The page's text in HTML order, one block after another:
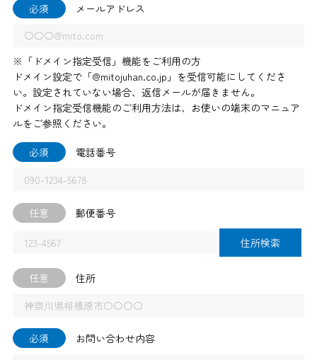
必須 メールアドレス
※「ドメイン指定受信」機能をご利用の方
ドメイン設定で「@mitojuhan.co.jp」を受信可能にしてくださ
い。設定されていない場合、返信メールが届きません。
ドメイン指定受信機能のご利用方法は、お使いの端末のマニュア
ルをご参照ください。
必須 電話番号
任意 郵便番号
住所検索
任意 住所
必須 お問い合わせ内容